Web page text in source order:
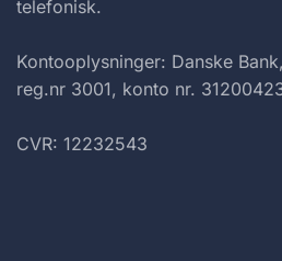
telefonisk.
Kontooplysninger: Danske Bank,
reg.nr 3001, konto nr.
CVR: 12232543